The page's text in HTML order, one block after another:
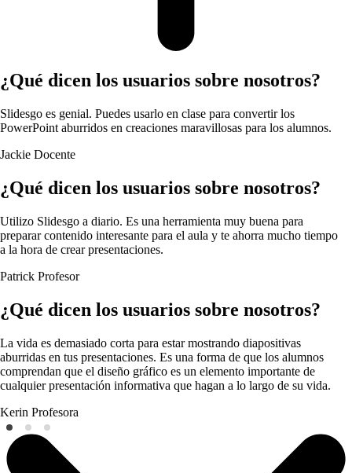
¿Qué dicen los usuarios sobre nosotros?
Slidesgo es genial. Puedes usarlo en clase para convertir los
PowerPoint aburridos en creaciones maravillosas para los alumnos.
Jackie Docente
¿Qué dicen los usuarios sobre nosotros?
Utilizo Slidesgo a diario. Es una herramienta muy buena para
preparar contenido interesante para el aula y te ahorra mucho tiempo
a la hora de crear presentaciones.
Patrick Profesor
¿Qué dicen los usuarios sobre nosotros?
La vida es demasiado corta para estar mostrando diapositivas
aburridas en tus presentaciones. Es una forma de que los alumnos
comprendan que el diseño gráfico es un elemento importante de
cualquier presentación informativa que hagan a lo largo de su vida.
Kerin Profesora